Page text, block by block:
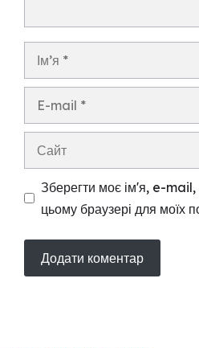
Зберегти моє ім'я, e-mail,
цьому браузері для моїх